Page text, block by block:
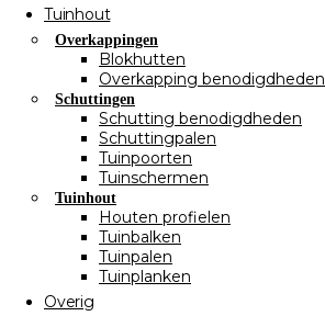
Tuinhout
Overkappingen
Blokhutten
Overkapping benodigdheden
Schuttingen
Schutting benodigdheden
Schuttingpalen
Tuinpoorten
Tuinschermen
Tuinhout
Houten profielen
Tuinbalken
Tuinpalen
Tuinplanken
Overig